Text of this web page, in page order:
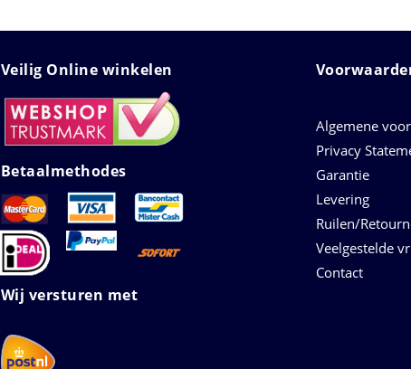
Veilig Online winkelen
Betaalmethodes
Wij versturen met
Algemene
Privacy
Garantie
Levering
Ruilen/
Veelgestelde
Contact